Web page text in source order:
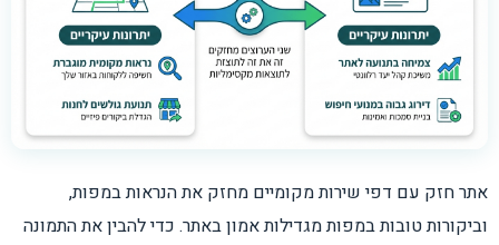
אתר חזק עם דפי שירות מקומיים מחזק את הנראות במפות,
וביקורות טובות במפות מגדילות אמון באתר. כדי להבין את התמונה